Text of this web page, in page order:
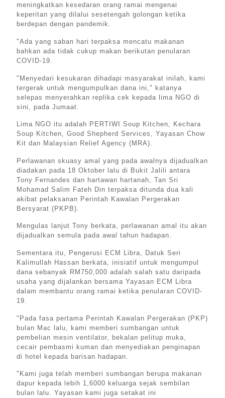
meningkatkan kesedaran orang ramai mengenai
keperitan yang dilalui sesetengah golongan ketika
berdepan dengan pandemik.
"Ada yang saban hari terpaksa mencatu makanan
bahkan ada tidak cukup makan berikutan penularan
COVID-19.
"Menyedari kesukaran dihadapi masyarakat inilah, kami
tergerak untuk mengumpulkan dana ini," katanya
selepas menyerahkan replika cek kepada lima NGO di
sini, pada Jumaat.
Lima NGO itu adalah PERTIWI Soup Kitchen, Kechara
Soup Kitchen, Good Shepherd Services, Yayasan Chow
Kit dan Malaysian Relief Agency (MRA).
Perlawanan skuasy amal yang pada awalnya dijadualkan
diadakan pada 18 Oktober lalu di Bukit Jalili antara
Tony Fernandes dan hartawan hartanah, Tan Sri
Mohamad Salim Fateh Din terpaksa ditunda dua kali
akibat pelaksanan Perintah Kawalan Pergerakan
Bersyarat (PKPB).
Mengulas lanjut Tony berkata, perlawanan amal itu akan
dijadualkan semula pada awal tahun hadapan.
Sementara itu, Pengerusi ECM Libra, Datuk Seri
Kalimullah Hassan berkata, inisiatif untuk mengumpul
dana sebanyak RM750,000 adalah salah satu daripada
usaha yang dijalankan bersama Yayasan ECM Libra
dalam membantu orang ramai ketika penularan COVID-
19.
"Pada fasa pertama Perintah Kawalan Pergerakan (PKP)
bulan Mac lalu, kami memberi sumbangan untuk
pembelian mesin ventilator, bekalan pelitup muka,
cecair pembasmi kuman dan menyediakan penginapan
di hotel kepada barisan hadapan.
"Kami juga telah memberi sumbangan berupa makanan
dapur kepada lebih 1,6000 keluarga sejak sembilan
bulan lalu. Yayasan kami juga setakat ini